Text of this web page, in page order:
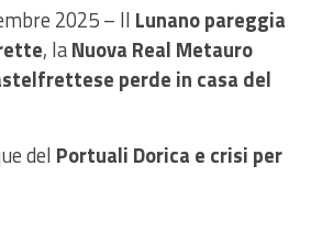
2025 – Il Lunano pareggia
, laNuova Real Metauro
perde in casa del
del Portuali Dorica e crisi per